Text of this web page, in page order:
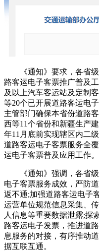
《通知》要求，各省级
路客运电子客票推广普及
及以上汽车客运站及定制
等20个已开展道路客运电
主管部门确保本省份道路
西等11个省份和新疆生产
年11月底前实现辖区内二
道路客运电子客票服务全
运电子客票普及应用工作。
《通知》强调，各省级
电子客票服务成效，严防
返不通;加强道路客运电子
运营单位规范信息采集、
人信息等重要数据泄露;探
路客运电子发票，推进道
息服务的对接，有序推动
据互联互通。